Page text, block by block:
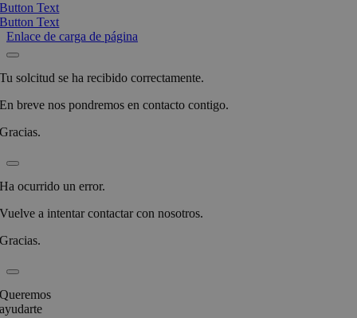
Button Text
Button Text
Enlace de carga de página
Tu solcitud se ha recibido correctamente.
En breve nos pondremos en contacto contigo.
Gracias.
Ha ocurrido un error.
Vuelve a intentar contactar con nosotros.
Gracias.
Queremos
ayudarte